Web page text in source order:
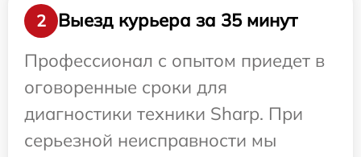
2
Выезд курьера за 35 минут
Профессионал с опытом приедет в
оговоренные сроки для
диагностики техники Sharp. При
серьезной неисправности мы